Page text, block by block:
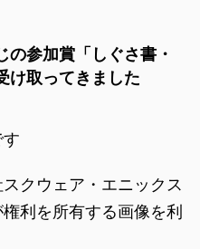
の参加賞「しぐさ書・
け取ってきました
クウェア・エニックス
利を所有する画像を利